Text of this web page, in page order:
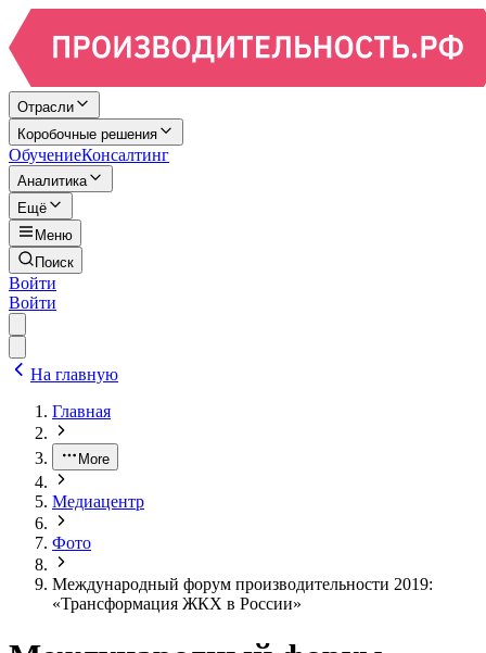
Отрасли
Коробочные решения
ОбучениеКонсалтинг
Аналитика
Ещё
Меню
Поиск
Войти
Войти
На главную
Главная
More
Медиацентр
Фото
Международный форум производительности 2019:
«Трансформация ЖКХ в России»